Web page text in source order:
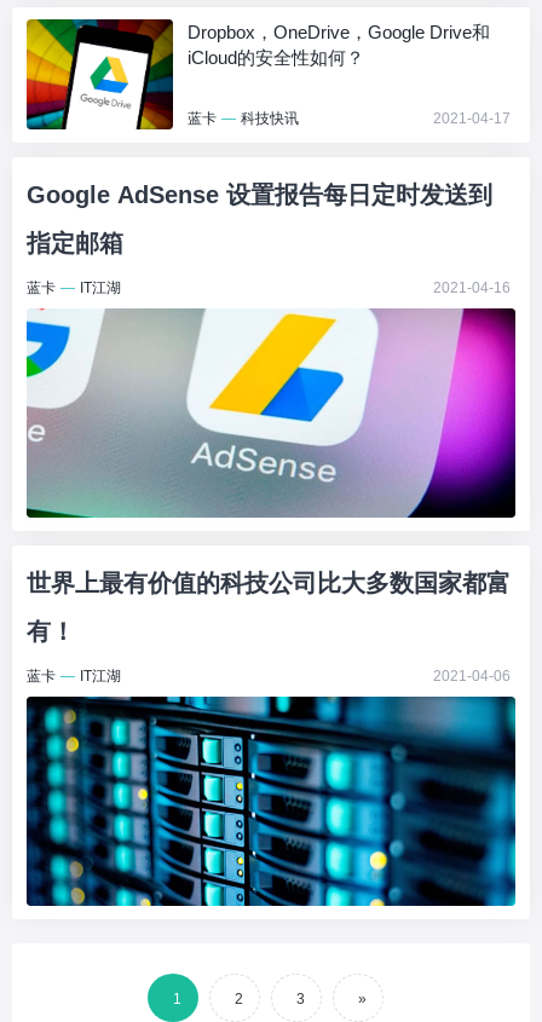
Dropbox，OneDrive，Google Drive和
iCloud的安全性如何？
蓝卡 — 科技快讯 2021-04-17
Google AdSense 设置报告每日定时发送到
指定邮箱
蓝卡 — IT江湖 2021-04-16
世界上最有价值的科技公司比大多数国家都富
有！
蓝卡 — IT江湖 2021-04-06
1 2 3 »